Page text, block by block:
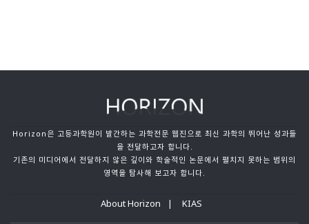
Horizon은 고등과학원이 발간하는 과학전문 웹진으로 최신 과학의 뛰어난 성과들
을 전달하고자 합니다.
기존의 미디어에서 전달하지 않은 깊이와 학술적인 논문에서 펼치지 못하는 범위의
영역을 탐사해 보고자 합니다.
About Horizon KIAS